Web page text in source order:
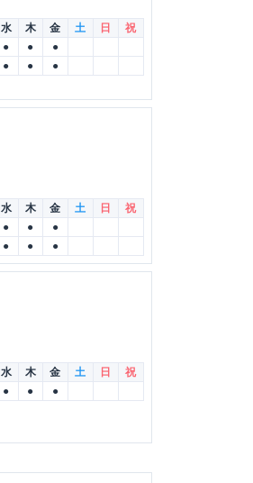
水 木 金 土 日
祝
● ●
●
● ● ●
水 木 金 土 日
祝
● ●
●
● ● ●
水 木 金 土 日
祝
● ● ●